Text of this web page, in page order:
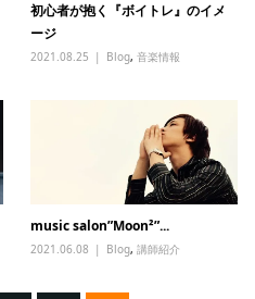
初心者が抱く『ボイトレ』のイメ
ージ
2021.08.25 Blog,音楽情報
music salon”Moon²”...
2021.06.08 Blog,講師紹介